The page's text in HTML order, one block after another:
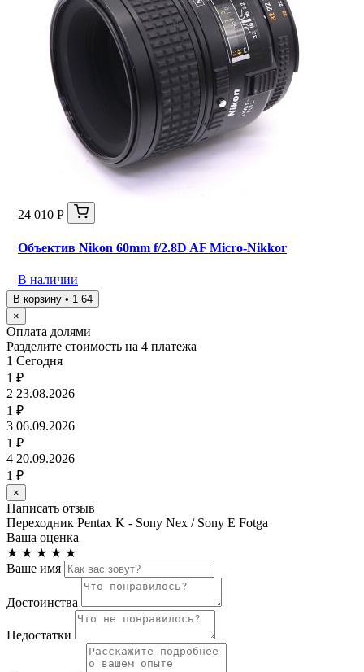
24 010 Р
Объектив Nikon 60mm f/2.8D AF Micro-Nikkor
В наличии
В корзину • 1 64
×
Оплата долями
Разделите стоимость на 4 платежа
1 Сегодня
1 ₽
2 23.08.2026
1 ₽
3 06.09.2026
1 ₽
4 20.09.2026
1 ₽
×
Написать отзыв
Переходник Pentax K - Sony Nex / Sony E Fotga
Ваша оценка
★ ★ ★ ★ ★
Ваше имя
Достоинства
Недостатки